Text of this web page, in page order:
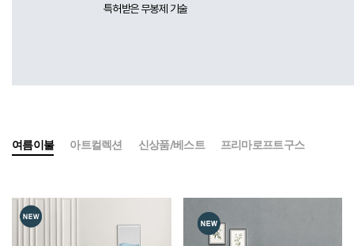
특허받은 무봉제 기술​​
여름이불 아트컬렉션 신상품/베스트 프리마로프트구스